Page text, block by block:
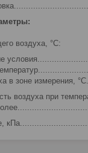
воздуха, °C:
в зоне измерения,
воздуха при